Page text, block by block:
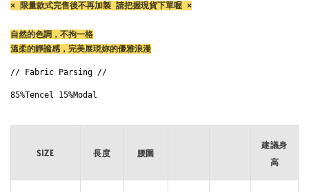
× 限量款式完售後不再加製 請把握現貨下單喔 ×
自然的色調，不拘一格
溫柔的靜謐感，完美展現妳的優雅浪漫
// Fabric Parsing //
85%Tencel 15%Modal
SIZE 長度 腰圍
建議身
高